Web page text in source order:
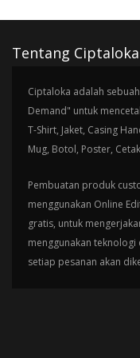
Tentang Ciptaloka
Ciptaloka adalah
Demand" untuk
T-Shirt, Jaket, Casing
Mug, Botol, Poster,
Pembuatan produk
menggunakan Online
gratis, untuk
menggunakan
setiap pesanan akan